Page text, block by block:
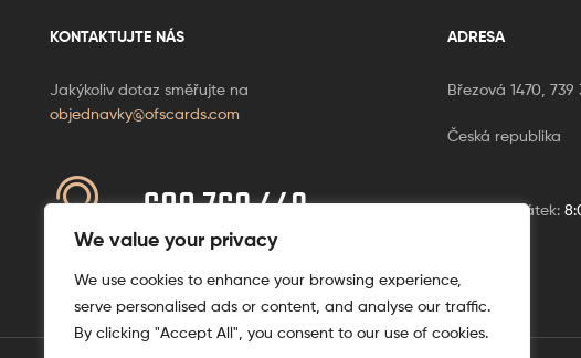
We value your privacy
We use cookies to enhance your browsing experience,
serve personalised ads or content, and analyse our traffic.
By clicking "Accept All", you consent to our use of cookies.
KONTAKTUJTE NÁS
Jakýkoliv dotaz směřujte na
objednavky@ofscards.com
608 769 449
ADRESA
Březová 1470, 739
Česká republika
Pondělí – Pátek: